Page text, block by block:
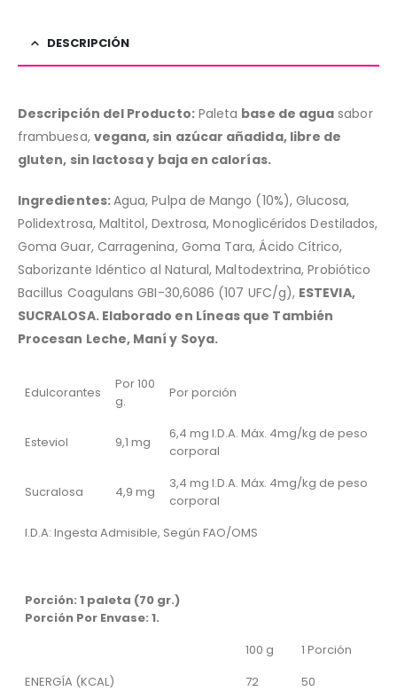
DESCRIPCIÓN
Descripción del Producto:Paleta base de agua sabor
frambuesa, vegana, sin azúcar añadida, libre de
gluten, sin lactosa y baja en calorías.
Ingredientes:Agua, Pulpa de Mango (10%), Glucosa,
Polidextrosa, Maltitol, Dextrosa, Monoglicéridos Destilados,
Goma Guar, Carragenina, Goma Tara, Ácido Cítrico,
Saborizante Idéntico al Natural, Maltodextrina, Probiótico
Bacillus Coagulans GBI-30,6086 (107 UFC/g), ESTEVIA,
SUCRALOSA. Elaborado en Líneas que También
Procesan Leche, Maní y Soya.
Edulcorantes
Por 100
g.
Por porción
Esteviol 9,1 mg
6,4 mg I.D.A. Máx. 4mg/kg de peso
corporal
Sucralosa 4,9 mg
3,4 mg I.D.A. Máx. 4mg/kg de peso
corporal
I.D.A: Ingesta Admisible, Según FAO/OMS
Porción: 1 paleta (70 gr.)
Porción Por Envase: 1.
100 g
1 Porción
ENERGÍA (KCAL)
72
50